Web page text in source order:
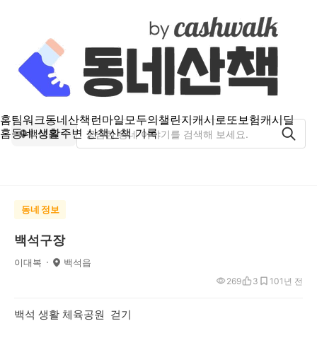
홈팀워크동네산책런마일모두의챌린지캐시로또보험캐시딜
홈동네 생활주변 산책산책 기록
백석읍
동네 정보
백석구장
이대복 백석읍
1년 전
269 3 10
백석 생활 체육공원 걷기